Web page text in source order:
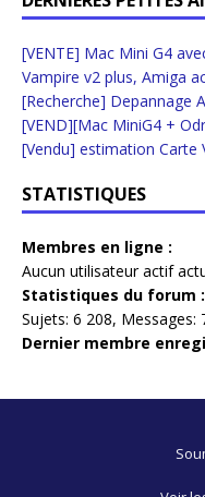
[VENTE] Mac Mini G4
Vampire v2 plus, Amiga
[Recherche] Depannage
[VEND][Mac MiniG4 +
[Vendu] estimation Carte
STATISTIQUES
Membres en ligne :
Aucun utilisateur actif
Statistiques du forum :
Sujets: 6 208, Messages:
Dernier membre